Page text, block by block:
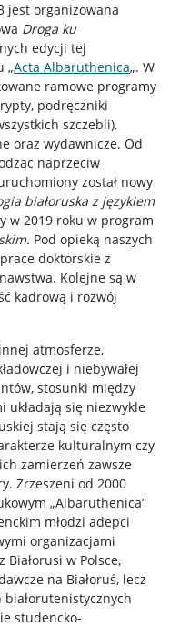
jest organizowana
Droga ku
edycji tej
„Acta Albaruthenica„. W
ramowe programy
podręczniki
szczebli),
oraz wydawnicze. Od
naprzeciw
został nowy
białoruska z językiem
w 2019 roku w program
. Pod opieką naszych
doktorskie z
Kolejne są w
kadrową i rozwój
atmosferze,
i niebywałej
stosunki między
układają się niezwykle
stają się często
kulturalnym czy
zamierzeń zawsze
Zrzeszeni od 2000
„Albaruthenica”
młodzi adepci
organizacjami
Białorusi w Polsce,
na Białoruś, lecz
białorutenistycznych
studencko-